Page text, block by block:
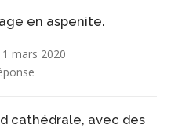
en aspenite.
1 mars 2020
cathédrale, avec des